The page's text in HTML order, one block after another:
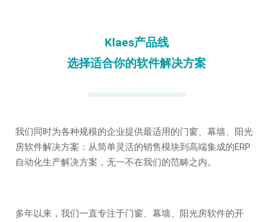
Klaes产品线
选择适合你的软件解决方案
我们同时为各种规模的企业提供最适用的门窗、幕墙、阳光
房软件解决方案：从简单灵活的销售模块到高端集成的ERP
自动化生产解决方案，无一不在我们的范畴之内。
多年以来，我们一直专注于门窗、幕墙、阳光房软件的开